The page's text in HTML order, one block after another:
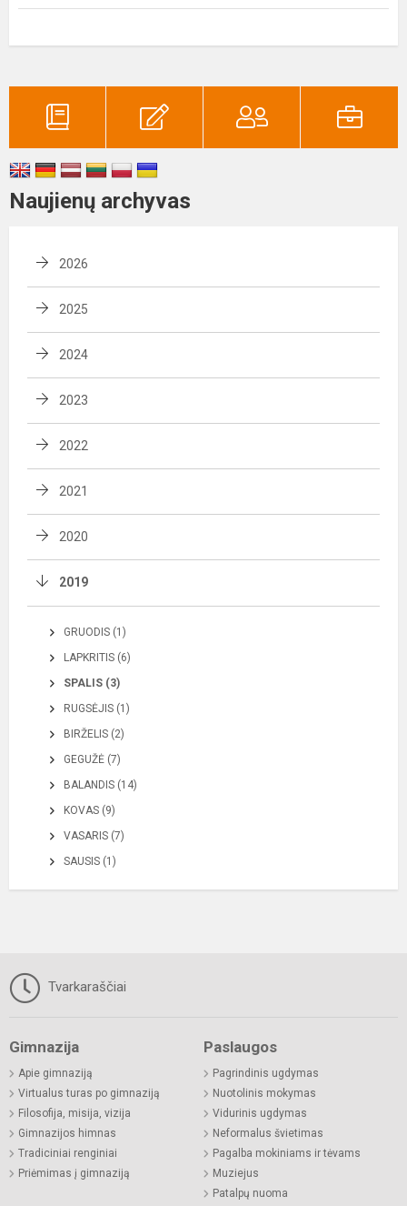
Naujienų archyvas
2026
2025
2024
2023
2022
2021
2020
2019
GRUODIS (1)
LAPKRITIS (6)
SPALIS (3)
RUGSĖJIS (1)
BIRŽELIS (2)
GEGUŽĖ (7)
BALANDIS (14)
KOVAS (9)
VASARIS (7)
SAUSIS (1)
Tvarkaraščiai
Gimnazija
Apie gimnaziją
Virtualus turas po gimnaziją
Filosofija, misija, vizija
Gimnazijos himnas
Tradiciniai renginiai
Priėmimas į gimnaziją
Paslaugos
Pagrindinis ugdymas
Nuotolinis mokymas
Vidurinis ugdymas
Neformalus švietimas
Pagalba mokiniams ir tėvams
Muziejus
Patalpų nuoma